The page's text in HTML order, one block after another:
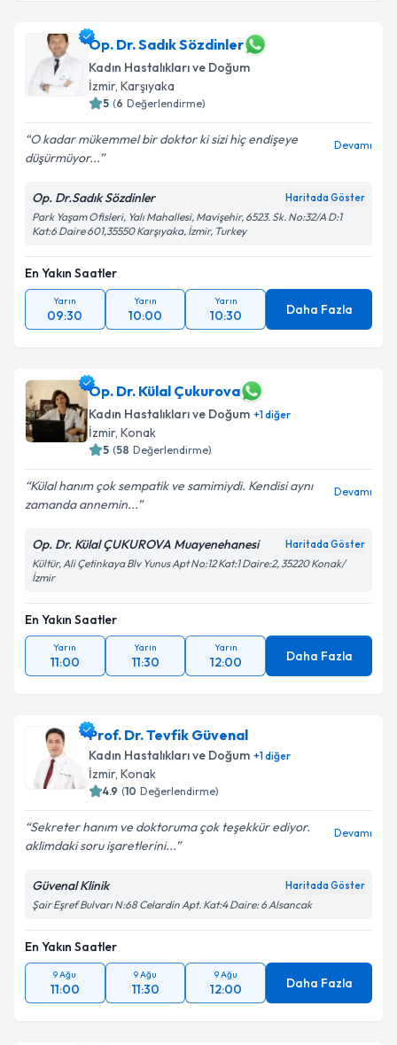
Op. Dr. Sadık Sözdinler
Kadın Hastalıkları ve Doğum
İzmir, Karşıyaka
5 (6 Değerlendirme)
O kadar mükemmel bir doktor ki sizi hiç endişeye
düşürmüyor...
Devamı
Op. Dr.Sadık Sözdinler Haritada Göster
Park Yaşam Ofisleri, Yalı Mahallesi, Mavişehir, 6523. Sk. No:32/A D:1
Kat:6 Daire 601,35550 Karşıyaka, İzmir, Turkey
En Yakın Saatler
Yarın
09:30
Yarın
10:00
Yarın
10:30 Daha Fazla
Op. Dr. Külal Çukurova
Kadın Hastalıkları ve Doğum +1diğer
İzmir, Konak
5 (58 Değerlendirme)
Külal hanım çok sempatik ve samimiydi. Kendisi aynı
zamanda annemin...
Devamı
Op. Dr. Külal ÇUKUROVA Muayenehanesi Haritada Göster
Kültür, Ali Çetinkaya Blv Yunus Apt No:12 Kat:1 Daire:2, 35220 Konak/
İzmir
En Yakın Saatler
Yarın
11:00
Yarın
11:30
Yarın
12:00 Daha Fazla
Prof. Dr. Tevfik Güvenal
Kadın Hastalıkları ve Doğum +1diğer
İzmir, Konak
4.9 (10 Değerlendirme)
Sekreter hanım ve doktoruma çok teşekkür ediyor.
aklimdaki soru işaretlerini...
Devamı
Güvenal Klinik Haritada Göster
Şair Eşref Bulvarı N:68 Celardin Apt. Kat:4 Daire: 6 Alsancak
En Yakın Saatler
9 Ağu
11:00
9 Ağu
11:30
9 Ağu
12:00 Daha Fazla